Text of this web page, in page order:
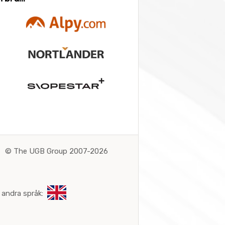
© The UGB Group 2007-2026
språk: